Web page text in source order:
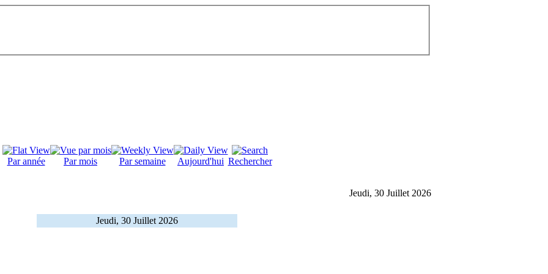
Par année Par mois Par semaine Aujourd'hui Rechercher
Jeudi, 30 Juillet 2026
Jeudi, 30 Juillet 2026